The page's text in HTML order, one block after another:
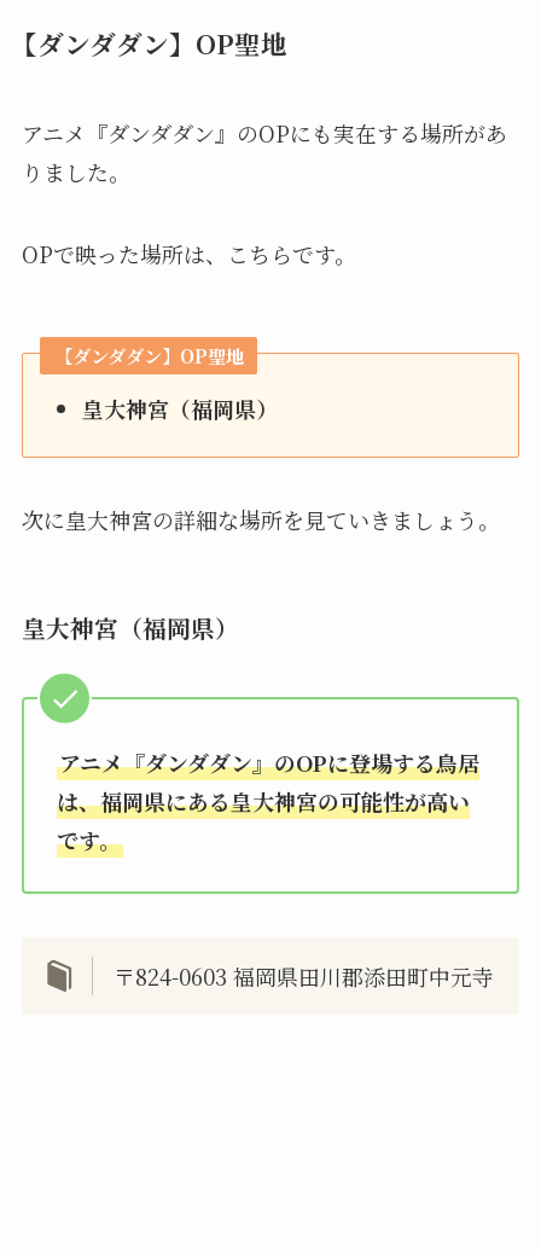
【ダンダダン】OP聖地
アニメ『ダンダダン』のOPにも実在する場所があ
りました。
OPで映った場所は、こちらです。
【ダンダダン】OP聖地
皇大神宮（福岡県）
次に皇大神宮の詳細な場所を見ていきましょう。
皇大神宮（福岡県）
アニメ『ダンダダン』のOPに登場する鳥居
は、福岡県にある皇大神宮の可能性が高い
です。
〒824-0603 福岡県田川郡添田町中元寺